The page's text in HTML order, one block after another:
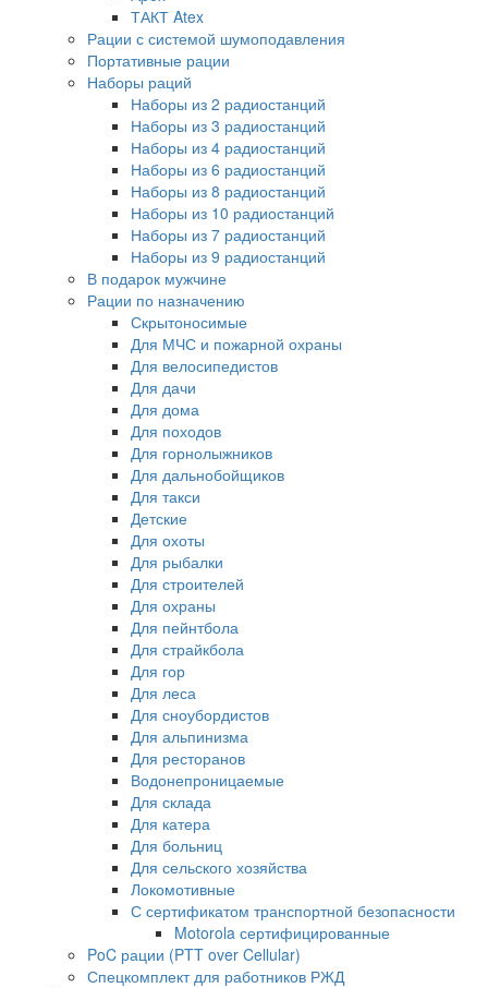
ТАКТ Atex
Рации с системой шумоподавления
Портативные рации
Наборы раций
Наборы из 2 радиостанций
Наборы из 3 радиостанций
Наборы из 4 радиостанций
Наборы из 6 радиостанций
Наборы из 8 радиостанций
Наборы из 10 радиостанций
Наборы из 7 радиостанций
Наборы из 9 радиостанций
В подарок мужчине
Рации по назначению
Скрытоносимые
Для МЧС и пожарной охраны
Для велосипедистов
Для дачи
Для дома
Для походов
Для горнолыжников
Для дальнобойщиков
Для такси
Детские
Для охоты
Для рыбалки
Для строителей
Для охраны
Для пейнтбола
Для страйкбола
Для гор
Для леса
Для сноубордистов
Для альпинизма
Для ресторанов
Водонепроницаемые
Для склада
Для катера
Для больниц
Для сельского хозяйства
Локомотивные
С сертификатом транспортной безопасности
Motorola сертифицированные
PoC рации (PTT over Cellular)
Спецкомплект для работников РЖД